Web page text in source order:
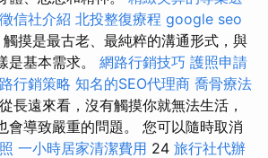
信社介紹 北投整復療程 google seo
觸摸是最古老、最純粹的溝通形式，與
是基本需求。 網路行銷技巧 護照申請
行銷策略 知名的SEO代理商 喬骨療法
從長遠來看，沒有觸摸你​​就無法生活，
會導致嚴重的問題。 您可以隨時取消
一小時居家清潔費用 24 旅行社代辦